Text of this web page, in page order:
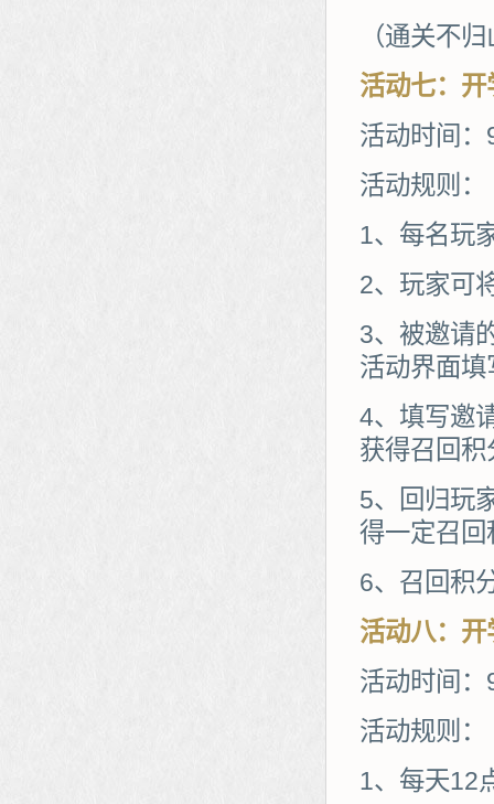
（通关不
活动七： 开
活动时间
活动规则：
1、每名玩
2、玩家可
3、被邀请
活动界面填
4、填写邀
获得召回
5、回归玩
得一定召回
6、召回积
活动八： 开
活动时间
活动规则：
1、每天12